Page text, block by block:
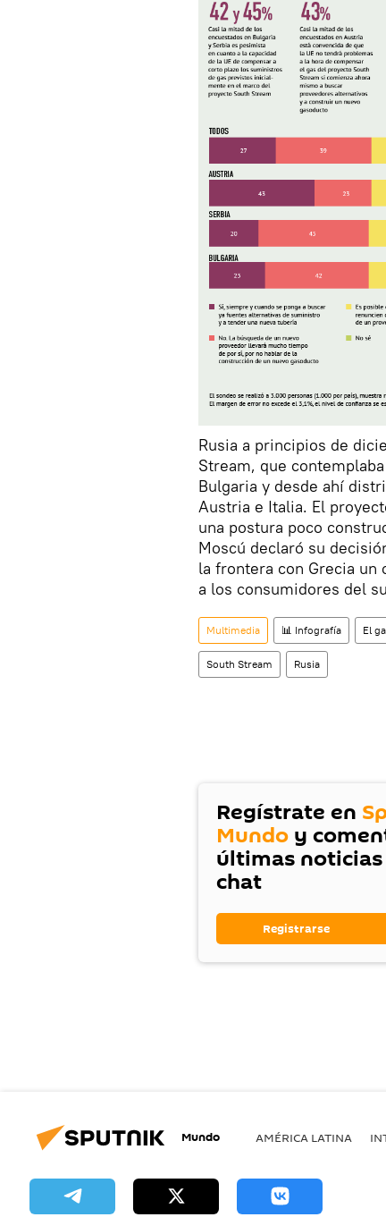
Rusia a principios de
Stream, que
Bulgaria y desde ahí
Austria e Italia. El
una postura poco
Moscú declaró su
la frontera con Grecia un
a los consumidores del
Multimedia 📊 Infografía El
South Stream Rusia
Regístrate en
Mundo y
últimas
chat
Registrarse
Mundo AMÉRICA LATINA